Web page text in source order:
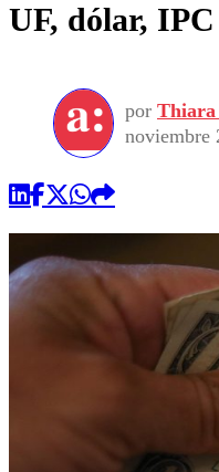
UF, dólar,
por
noviembre